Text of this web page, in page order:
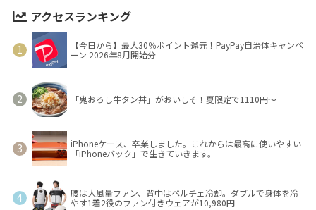
アクセスランキング
【今日から】最大30％ポイント還元！PayPay自治体キャンペ
ーン 2026年8月開始分
「鬼おろし牛タン丼」がおいしそ！夏限定で1110円～
iPhoneケース、卒業しました。これからは最高に使いやすい
「iPhoneバック」で生きていきます。
腰は大風量ファン、背中はペルチェ冷却。ダブルで身体を冷
やす1着2役のファン付きウェアが10,980円